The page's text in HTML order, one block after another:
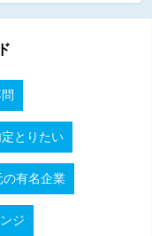
定とりたい
の有名企業
ジ